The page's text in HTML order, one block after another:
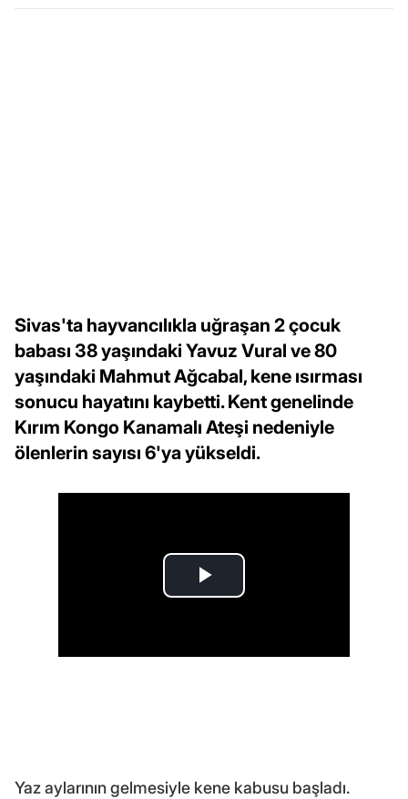
Sivas'ta hayvancılıkla uğraşan 2 çocuk
babası 38 yaşındaki Yavuz Vural ve 80
yaşındaki Mahmut Ağcabal, kene ısırması
sonucu hayatını kaybetti. Kent genelinde
Kırım Kongo Kanamalı Ateşi nedeniyle
ölenlerin sayısı 6'ya yükseldi.
Yaz aylarının gelmesiyle kene kabusu başladı.